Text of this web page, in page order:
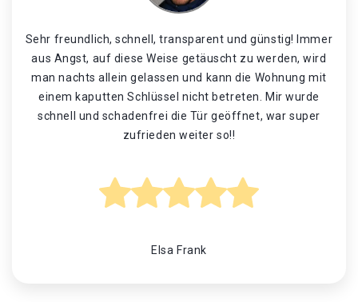
Sehr freundlich, schnell, transparent und günstig! Immer
aus Angst, auf diese Weise getäuscht zu werden, wird
man nachts allein gelassen und kann die Wohnung mit
einem kaputten Schlüssel nicht betreten. Mir wurde
schnell und schadenfrei die Tür geöffnet, war super
zufrieden weiter so!!
Elsa Frank